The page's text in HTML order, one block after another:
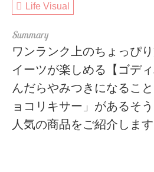
Life Visual
ワンランク上のちょっぴ
イーツが楽しめる【ゴデ
んだらやみつきになるこ
ョコリキサー」があるそ
人気の商品をご紹介します